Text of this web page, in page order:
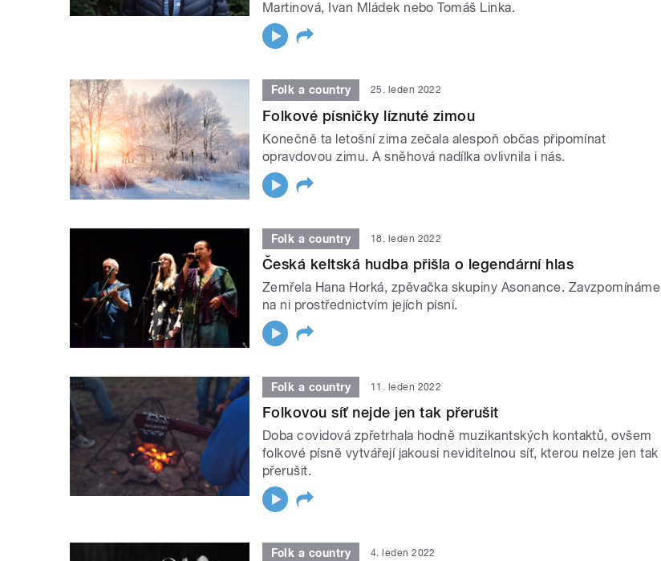
Martinová, Ivan Mládek nebo Tomáš Linka.
Folk a country 25. leden 2022
Folkové písničky líznuté zimou
Konečně ta letošní zima zečala alespoň občas připomínat
opravdovou zimu. A sněhová nadílka ovlivnila i nás.
Folk a country 18. leden 2022
Česká keltská hudba přišla o legendární hlas
Zemřela Hana Horká, zpěvačka skupiny Asonance. Zavzpomínáme
na ni prostřednictvím jejích písní.
Folk a country 11. leden 2022
Folkovou síť nejde jen tak přerušit
Doba covidová zpřetrhala hodně muzikantských kontaktů, ovšem
folkové písně vytvářejí jakousi neviditelnou síť, kterou nelze jen tak
přerušit.
Folk a country 4. leden 2022